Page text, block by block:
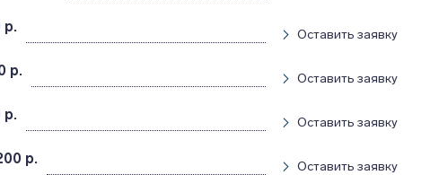
р. Оставить заявку
р. Оставить заявку
р. Оставить заявку
р. Оставить заявку